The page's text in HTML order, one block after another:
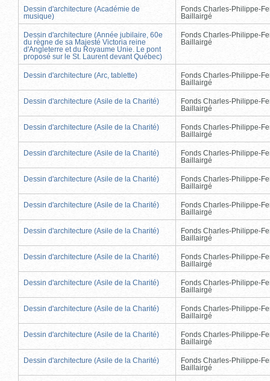
Dessin d'architecture (Académie de
musique)
Fonds Charles-Philippe-
Baillairgé
Dessin d'architecture (Année jubilaire, 60e
du règne de sa Majesté Victoria reine
d'Angleterre et du Royaume Unie. Le pont
proposé sur le St. Laurent devant Québec)
Fonds Charles-Philippe-
Baillairgé
Dessin d'architecture (Arc, tablette)
Fonds Charles-Philippe-
Baillairgé
Dessin d'architecture (Asile de la Charité)
Fonds Charles-Philippe-
Baillairgé
Dessin d'architecture (Asile de la Charité)
Fonds Charles-Philippe-
Baillairgé
Dessin d'architecture (Asile de la Charité)
Fonds Charles-Philippe-
Baillairgé
Dessin d'architecture (Asile de la Charité)
Fonds Charles-Philippe-
Baillairgé
Dessin d'architecture (Asile de la Charité)
Fonds Charles-Philippe-
Baillairgé
Dessin d'architecture (Asile de la Charité)
Fonds Charles-Philippe-
Baillairgé
Dessin d'architecture (Asile de la Charité)
Fonds Charles-Philippe-
Baillairgé
Dessin d'architecture (Asile de la Charité)
Fonds Charles-Philippe-
Baillairgé
Dessin d'architecture (Asile de la Charité)
Fonds Charles-Philippe-
Baillairgé
Dessin d'architecture (Asile de la Charité)
Fonds Charles-Philippe-
Baillairgé
Dessin d'architecture (Asile de la Charité)
Fonds Charles-Philippe-
Baillairgé